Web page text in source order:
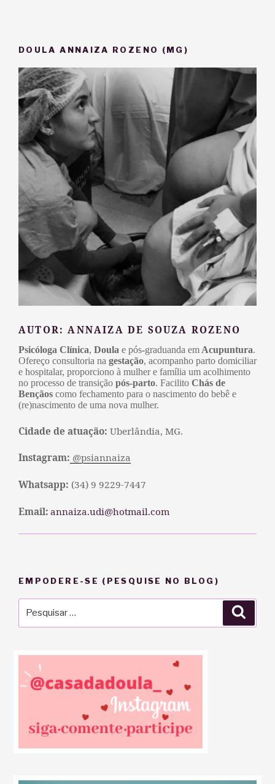
DOULA ANNAIZA ROZENO (MG)
AUTOR:ANNAIZA DE SOUZA ROZENO
Psicóloga Clínica, Doula e pós-graduanda em Acupuntura.
Ofereço consultoria na gestação, acompanho parto domiciliar
e hospitalar, proporciono à mulher e família um acolhimento
no processo de transição pós-parto. Facilito Chás de
Bençãos como fechamento para o nascimento do bebê e
(re)nascimento de uma nova mulher.
Cidade de atuação: Uberlândia, MG.
Instagram: @psiannaiza
Whatsapp: (34) 9 9229-7447
Email: annaiza.udi@hotmail.com
EMPODERE-SE (PESQUISE NO BLOG)